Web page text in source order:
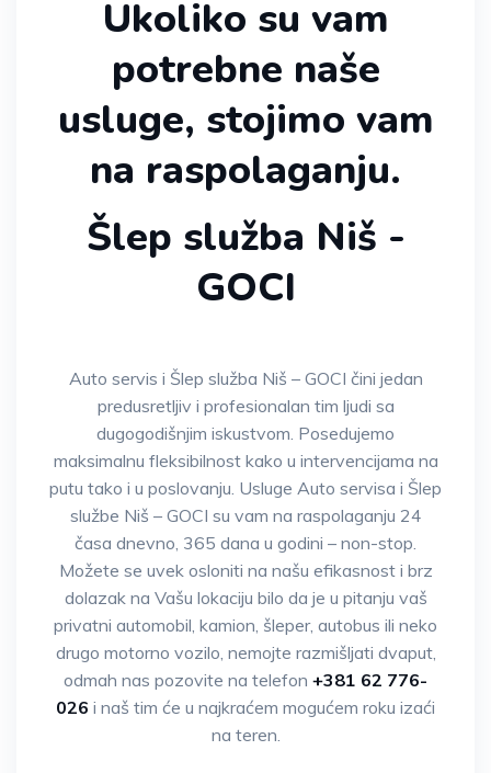
Ukoliko su vam
potrebne naše
usluge, stojimo vam
na raspolaganju.
Šlep služba Niš -
GOCI
Auto servis i Šlep služba Niš – GOCI čini jedan
predusretljiv i profesionalan tim ljudi sa
dugogodišnjim iskustvom. Posedujemo
maksimalnu fleksibilnost kako u intervencijama na
putu tako i u poslovanju. Usluge Auto servisa i Šlep
službe Niš – GOCI su vam na raspolaganju 24
časa dnevno, 365 dana u godini – non-stop.
Možete se uvek osloniti na našu efikasnost i brz
dolazak na Vašu lokaciju bilo da je u pitanju vaš
privatni automobil, kamion, šleper, autobus ili neko
drugo motorno vozilo, nemojte razmišljati dvaput,
odmah nas pozovite na telefon +381 62 776-
026 i naš tim će u najkraćem mogućem roku izaći
na teren.